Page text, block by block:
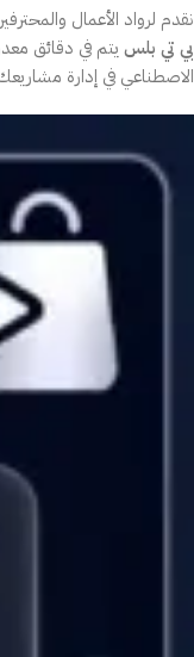
نقدم لرواد الأعمال
بي تي بلس يتم في دقائق
الاصطناعي في إدارة